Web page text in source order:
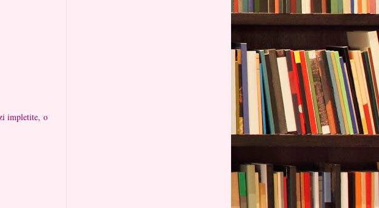
impletite, o